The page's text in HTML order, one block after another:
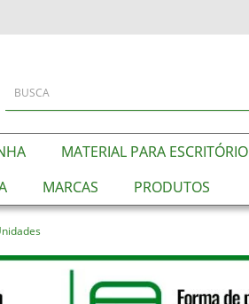
MATERIAL PARA ESCRITÓRIO
MARCAS PRODUTOS